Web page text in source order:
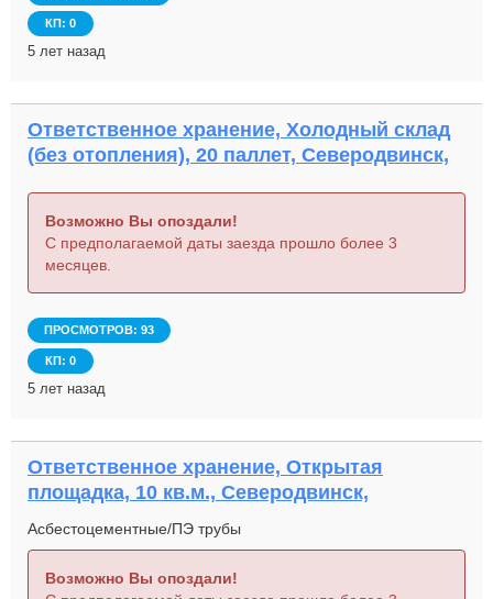
КП: 0
5 лет назад
Ответственное хранение, Холодный склад
(без отопления), 20 паллет, Северодвинск,
Возможно Вы опоздали!
С предполагаемой даты заезда прошло более 3
месяцев.
ПРОСМОТРОВ: 93
КП: 0
5 лет назад
Ответственное хранение, Открытая
площадка, 10 кв.м., Северодвинск,
Асбестоцементные/ПЭ трубы
Возможно Вы опоздали!